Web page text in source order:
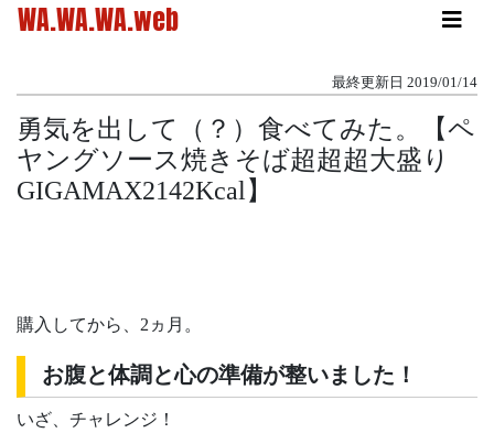
WA.WA.WA.web
最終更新日 2019/01/14
勇気を出して（？）食べてみた。【ペ
ヤングソース焼きそば超超超大盛り
GIGAMAX2142Kcal】
購入してから、2ヵ月。
お腹と体調と心の準備が整いました！
いざ、チャレンジ！